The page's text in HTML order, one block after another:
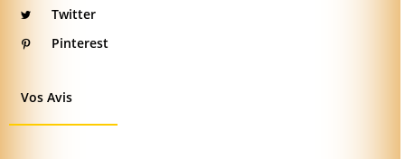
Twitter
Pinterest
Vos Avis